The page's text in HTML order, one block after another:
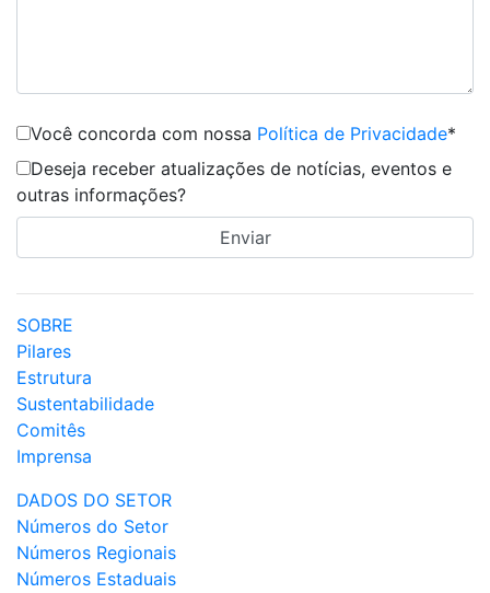
Você concorda com nossa Política de Privacidade*
Deseja receber atualizações de notícias, eventos e
outras informações?
SOBRE
Pilares
Estrutura
Sustentabilidade
Comitês
Imprensa
DADOS DO SETOR
Números do Setor
Números Regionais
Números Estaduais